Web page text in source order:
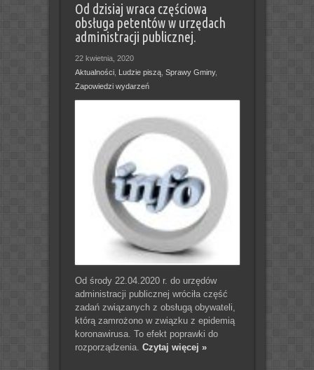
Od dzisiaj wraca częściowa
obsługa petentów w urzędach
administracji publicznej.
22 kwietnia, 2020
Aktualności, Ludzie piszą, Sprawy Gminy,
Zapowiedzi wydarzeń
Od środy 22.04.2020 r. do urzędów
administracji publicznej wróciła część
zadań związanych z obsługą obywateli,
którą zamrożono w związku z epidemią
koronawirusa. To efekt poprawki do
rozporządzenia. Czytaj więcej »